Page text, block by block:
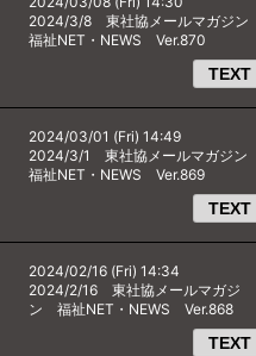
2024/3/8 東社協メールマガジン
福祉NET・NEWS Ver.870
TEXT
2024/03/01 (Fri) 14:49
2024/3/1 東社協メールマガジン
福祉NET・NEWS Ver.869
TEXT
2024/02/16 (Fri) 14:34
2024/2/16 東社協メールマガジ
ン 福祉NET・NEWS Ver.868
TEXT